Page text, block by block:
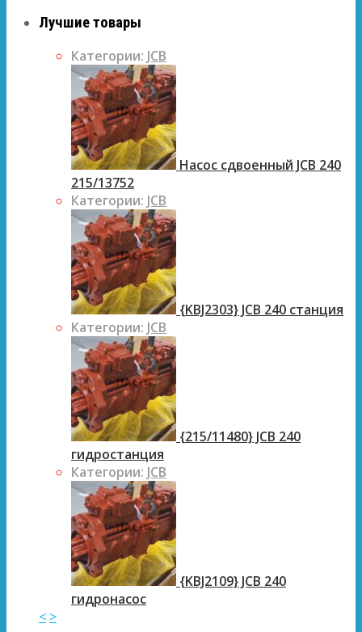
Лучшие товары
Категории: JCB
Насос сдвоенный JCB 240
215/13752
Категории: JCB
{KBJ2303} JCB 240 станция
Категории: JCB
{215/11480} JCB 240
гидростанция
Категории: JCB
{KBJ2109} JCB 240
гидронасос
< >